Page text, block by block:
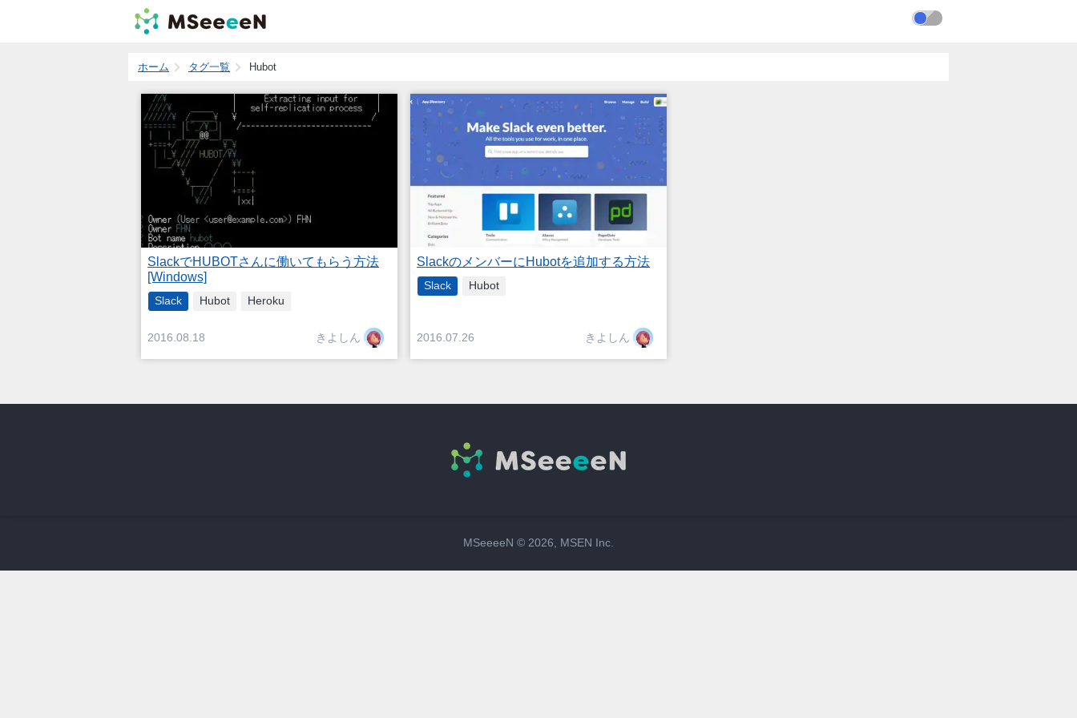
ホーム タグ一覧 Hubot
SlackでHUBOTさんに働いてもらう方法
[Windows]
Slack Hubot Heroku
2016.08.18 きよしん
SlackのメンバーにHubotを追加する方法
Slack Hubot
2016.07.26 きよしん
MSeeeeN © 2026, MSEN Inc.